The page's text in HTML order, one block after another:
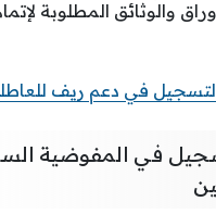
والوثائق المطلوبة
في دعم ريف
في المفوضية